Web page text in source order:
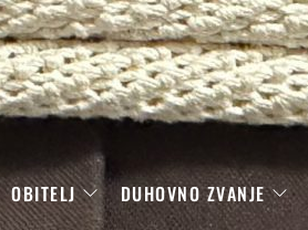
OBITELJ DUHOVNO ZVANJE